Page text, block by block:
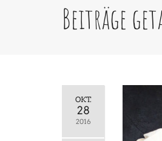
Beiträge
OKT.
28
2016